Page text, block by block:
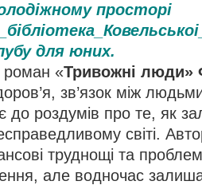
просторі
для юних.
роман «Тривожні люди»
зв’язок між
до роздумів про те, як
світі.
труднощі та
але водночас